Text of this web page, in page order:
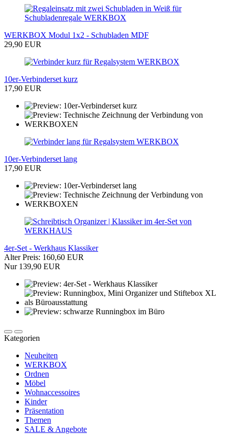
WERKBOX Modul 1x2 - Schubladen MDF
29,90 EUR
10er-Verbinderset kurz
17,90 EUR
10er-Verbinderset lang
17,90 EUR
4er-Set - Werkhaus Klassiker
Alter Preis: 160,60 EUR
Nur 139,90 EUR
Kategorien
Neuheiten
WERKBOX
Ordnen
Möbel
Wohnaccessoires
Kinder
Präsentation
Themen
SALE & Angebote